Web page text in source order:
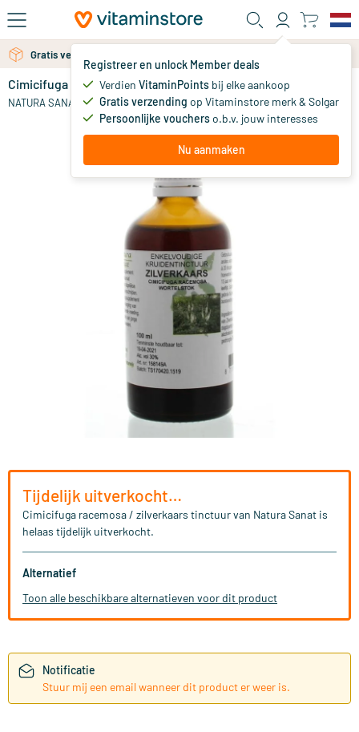
Ga naar de hoofdinhoud
Registreer en unlock Member deals
Verdien VitaminPoints bij elke aankoop
Gratis verzending op Vitaminstore merk & Solgar
Persoonlijke voucherso.b.v. jouw interesses
Nu aanmaken
Gratis verzending vanaf 25 euro
Gratis persoonlijk advies via chat of email
Cimicifuga racemosa / zilverkaars tinctuur
NATURA SANAT
Tijdelijk uitverkocht…
Cimicifuga racemosa / zilverkaars tinctuur van Natura Sanat is
helaas tijdelijk uitverkocht.
Alternatief
Toon alle beschikbare alternatieven voor dit product
Notificatie
Stuur mij een email wanneer dit product er weer is.